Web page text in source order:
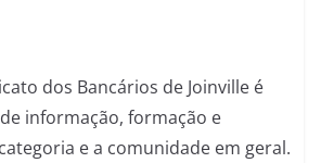
dos Bancários de Joinville é
informação, formação e
e a comunidade em geral.